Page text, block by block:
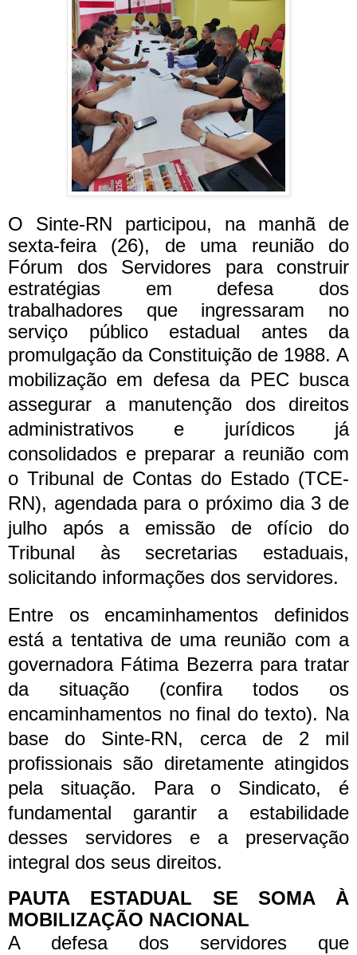
O Sinte-RN participou, na manhã de
sexta-feira (26), de uma reunião do
Fórum dos Servidores para construir
estratégias em defesa dos
trabalhadores que ingressaram no
serviço público estadual antes da
promulgação da Constituição de 1988. A
mobilização em defesa da PEC busca
assegurar a manutenção dos direitos
administrativos e jurídicos já
consolidados e preparar a reunião com
o Tribunal de Contas do Estado (TCE-
RN), agendada para o próximo dia 3 de
julho após a emissão de ofício do
Tribunal às secretarias estaduais,
solicitando informações dos servidores.
Entre os encaminhamentos definidos
está a tentativa de uma reunião com a
governadora Fátima Bezerra para tratar
da situação (confira todos os
encaminhamentos no final do texto). Na
base do Sinte-RN, cerca de 2 mil
profissionais são diretamente atingidos
pela situação. Para o Sindicato, é
fundamental garantir a estabilidade
desses servidores e a preservação
integral dos seus direitos.
PAUTA ESTADUAL SE SOMA À
MOBILIZAÇÃO NACIONAL
A defesa dos servidores que